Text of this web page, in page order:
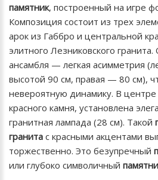
памятник, построенный на игре
Композиция состоит из трех
арок из Габбро и центральной
элитного Лезниковского
ансамбля — легкая асимметрия
высотой 90 см, правая — 80 см),
невероятную динамику. В
красного камня, установлена
гранитная лампада (28 см). Такой
гранита с красными акцентами
торжественно. Это безупречный
или глубоко символичный